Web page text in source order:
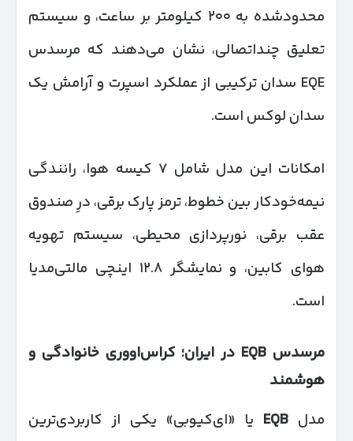
محدودشده به ۲۰۰ کیلومتر بر ساعت، و سیستم
تعلیق چنداتصالی، نشان می‌دهند که مرسدس
EQE سدان ترکیبی از عملکرد اسپرت و آرامش یک
سدان لوکس است.
امکانات این مدل شامل ۷ کیسه هوا، رانندگی
نیمه‌خودکار بین خطوط، ترمز پارک برقی، درِ صندوق
عقب برقی، نورپردازی محیطی، سیستم تهویه
هوای کابین، و نمایشگر ۱۲.۸ اینچی مالتی‌مدیا
است.
مرسدس
در ایران؛ کراس‌اووری خانوادگی و
هوشمند
مدل EQB یا «ای‌کیوبی» یکی از کاربردی‌ترین